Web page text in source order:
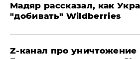
Мадяр рассказал, как
"добивать" Wildberries
Z-канал про уничтожение